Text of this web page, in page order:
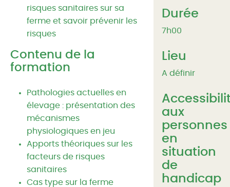
risques sanitaires sur sa
ferme et savoir prévenir les
risques
Contenu de la
formation
Pathologies actuelles en
élevage : présentation des
mécanismes
physiologiques en jeu
Apports théoriques sur les
facteurs de risques
sanitaires
Cas type sur la ferme
Durée
7h00
Lieu
A définir
aux
personnes
en
situation
de
handicap